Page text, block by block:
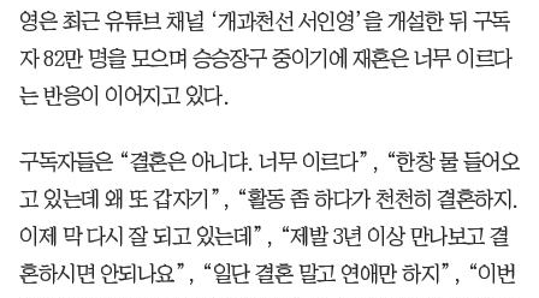
영은 최근 유튜브 채널 ‘개과천선 서인영’을 개설한 뒤 구독
자 82만 명을 모으며 승승장구 중이기에 재혼은 너무 이르다
는 반응이 이어지고 있다.
구독자들은 “결혼은 아니댜. 너무 이르다”, “한창 물 들어오
고 있는데 왜 또 갑자기”, “활동 좀 하다가 천천히 결혼하지.
이제 막 다시 잘 되고 있는데”, “제발 3년 이상 만나보고 결
혼하시면 안되나요”, “일단 결혼 말고 연애만 하지”, “이번